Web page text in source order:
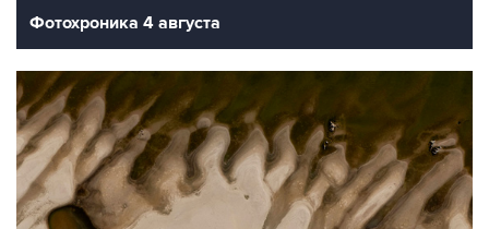
Фотохроника 4 августа